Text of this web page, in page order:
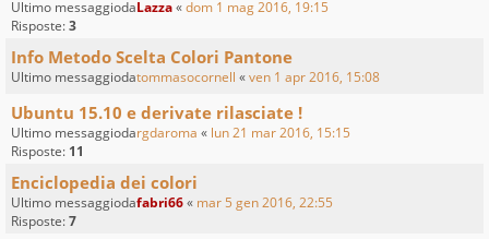
Ultimo messaggiodaLazza«dom 1 mag 2016, 19:15
Risposte:3
Info Metodo Scelta Colori Pantone
Ultimo messaggiodatommasocornell «ven 1 apr 2016, 15:08
Ubuntu 15.10 e derivate rilasciate !
Ultimo messaggiodargdaroma « lun 21 mar 2016, 15:15
Risposte: 11
Enciclopedia dei colori
Ultimo messaggiodafabri66« mar 5 gen 2016, 22:55
Risposte:7